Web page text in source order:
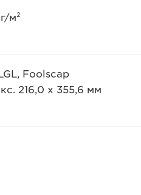
м²
Foolscap
216,0 х 355,6 мм